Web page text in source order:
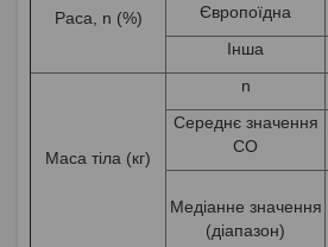
Раса, n (%) Європоїдна
Інша
Маса тіла (кг)
n
Середнє значення
СО
Медіанне значення
(діапазон)